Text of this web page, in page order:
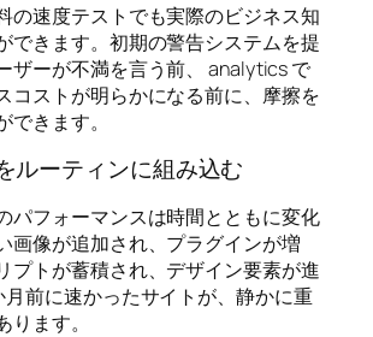
の速度テストでも実際のビジネス知
できます。初期の警告システムを提
ザーが不満を言う前、 analytics で
コストが明らかになる前に、摩擦を
できます。
ルーティンに組み込む
パフォーマンスは時間とともに変化
画像が追加され、プラグインが増
プトが蓄積され、デザイン要素が進
前に速かったサイトが、静かに重
ります。